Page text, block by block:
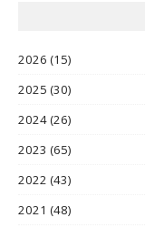
2026 (15)
2025 (30)
2024(26)
2023 (65)
2022 (43)
2021 (48)